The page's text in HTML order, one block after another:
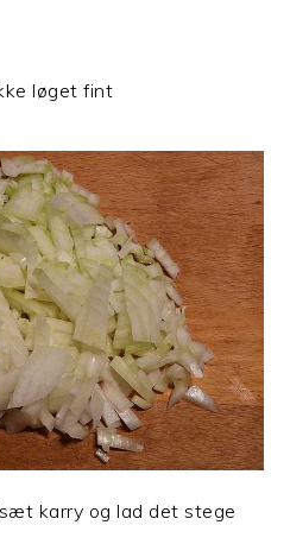
løget fint
karry og lad det stege